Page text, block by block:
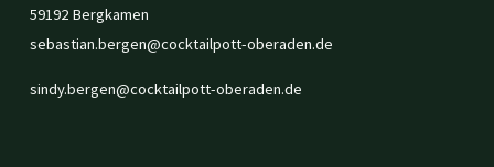
59192 Bergkamen
sebastian.bergen@cocktailpott-oberaden.de
sindy.bergen@cocktailpott-oberaden.de